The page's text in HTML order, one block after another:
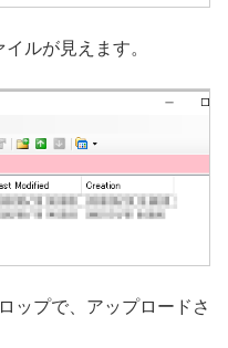
ルが見えます。
ップで、アップロードさ